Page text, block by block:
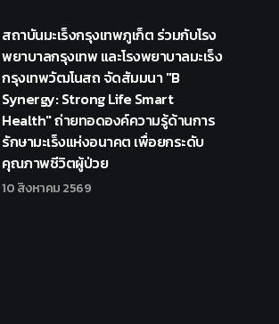
สถาบันมะเร็งกรุงเทพภูเก็ต ร่วมกับโรง
พยาบาลกรุงเทพ และโรงพยาบาลมะเร็ง
กรุงเทพวัฒโนสถ จัดสัมมนา "B
Synergy: Strong Life Smart
Health" ถ่ายทอดองค์ความรู้ด้านการ
รักษามะเร็งแห่งอนาคต เพื่อยกระดับ
คุณภาพชีวิตผู้ป่วย
10 สิงหาคม 2569